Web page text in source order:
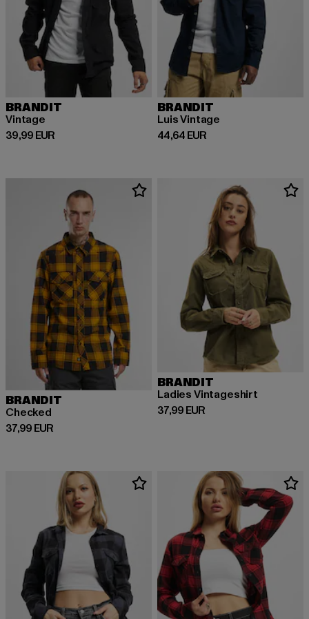
BRANDIT
Vintage
39,99 EUR
Derzeitiger Preis: 39,99 EUR
BRANDIT
Luis Vintage
44,64 EUR
Derzeitiger Preis: 44,64 EUR
BRANDIT
Checked
37,99 EUR
Derzeitiger Preis: 37,99 EUR
BRANDIT
Ladies Vintageshirt
37,99 EUR
Derzeitiger Preis: 37,99 EUR